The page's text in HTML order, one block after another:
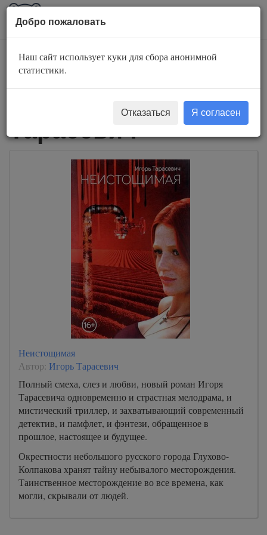
AuBook.org
Слушать
аудиокниги Игорь
Тарасевич
Неистощимая
Автор: Игорь Тарасевич
Полный смеха, слез и любви, новый роман Игоря
Тарасевича одновременно и страстная мелодрама, и
мистический триллер, и захватывающий современный
детектив, и памфлет, и фэнтези, обращенное в
прошлое, настоящее и будущее.
Окрестности небольшого русского города Глухово-
Колпакова хранят тайну небывалого месторождения.
Таинственное месторождение во все времена, как
могли, скрывали от людей.
Добро пожаловать
Наш сайт использует куки для сбора анонимной
статистики.
Отказаться Я согласен